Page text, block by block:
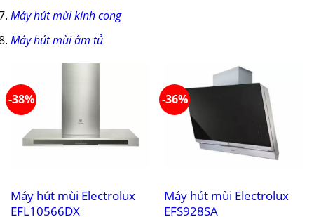
Máy hút mùi kính cong
Máy hút mùi âm tủ
-38%
Máy hút mùi Electrolux
EFL10566DX
-36%
Máy hút mùi Electrolux
EFS928SA